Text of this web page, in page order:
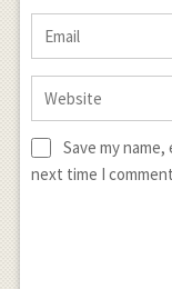
Save my
next time I